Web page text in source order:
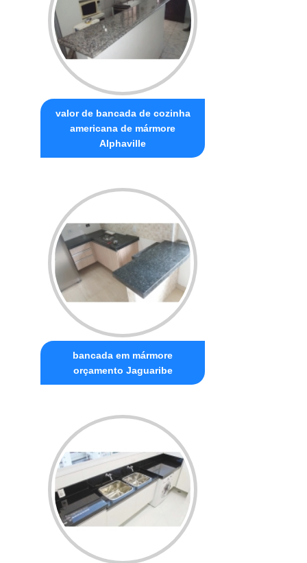
valor de bancada de cozinha
americana de mármore
Alphaville
bancada em mármore
orçamento Jaguaribe